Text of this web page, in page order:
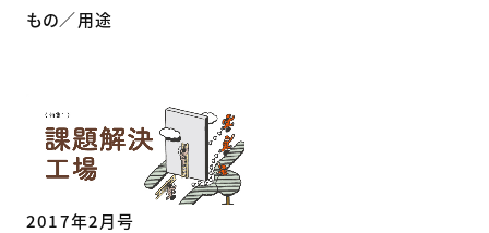
もの／用途
2017年2月号